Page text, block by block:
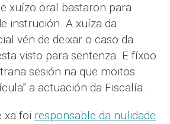
xuízo oral bastaron para
instrución. A xuíza da
vén de deixar o caso da
visto para sentenza. E fíxoo
sesión na que moitos
a actuación da Fiscalía.
xa foi responsable da nulidade